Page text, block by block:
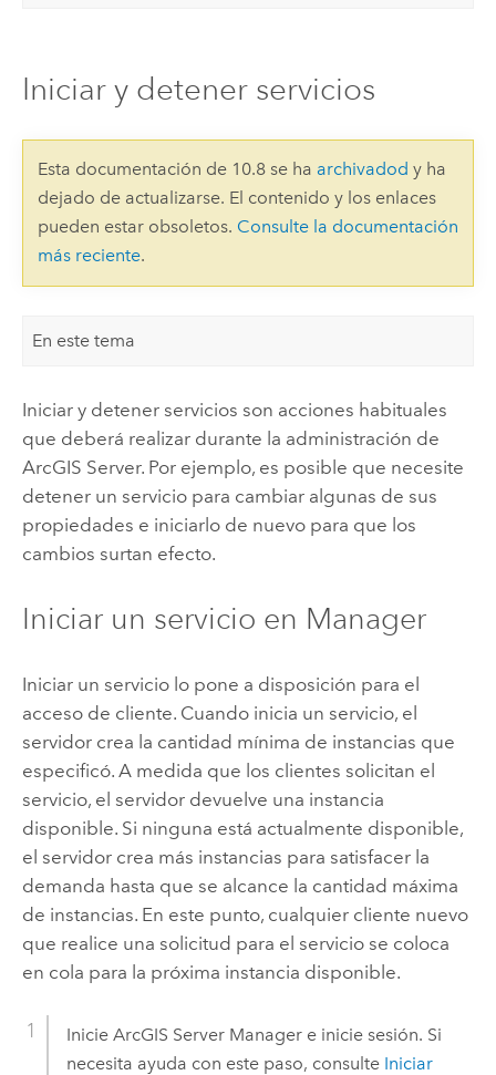
Iniciar y detener servicios
Esta documentación de 10.8 se ha archivadod y ha
dejado de actualizarse. El contenido y los enlaces
pueden estar obsoletos. Consulte la documentación
más reciente.
En este tema
Iniciar y detener servicios son acciones habituales
que deberá realizar durante la administración de
ArcGIS Server. Por ejemplo, es posible que necesite
detener un servicio para cambiar algunas de sus
propiedades e iniciarlo de nuevo para que los
cambios surtan efecto.
Iniciar un servicio en Manager
Iniciar un servicio lo pone a disposición para el
acceso de cliente. Cuando inicia un servicio, el
servidor crea la cantidad mínima de instancias que
especificó. A medida que los clientes solicitan el
servicio, el servidor devuelve una instancia
disponible. Si ninguna está actualmente disponible,
el servidor crea más instancias para satisfacer la
demanda hasta que se alcance la cantidad máxima
de instancias. En este punto, cualquier cliente nuevo
que realice una solicitud para el servicio se coloca
en cola para la próxima instancia disponible.
Inicie ArcGIS ServerManager e inicie sesión. Si
necesita ayuda con este paso, consulte Iniciar